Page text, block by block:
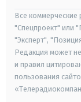
Все
"Спецпроект" или
"Эксперт",
Редакция может
и правил
пользования